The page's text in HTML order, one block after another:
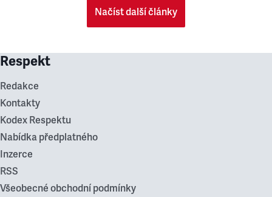
Načíst další články
Respekt
Redakce
Kontakty
Kodex Respektu
Nabídka předplatného
Inzerce
RSS
Všeobecné obchodní podmínky